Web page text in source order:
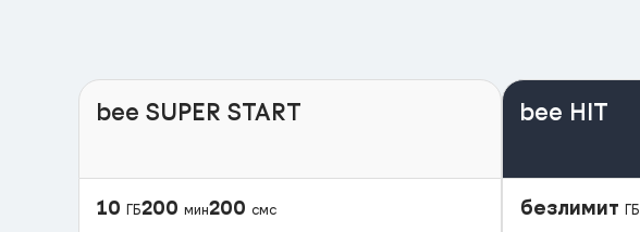
bee SUPER START
10 ГБ200 мин200 смс
bee HIT
безлимит ГБ